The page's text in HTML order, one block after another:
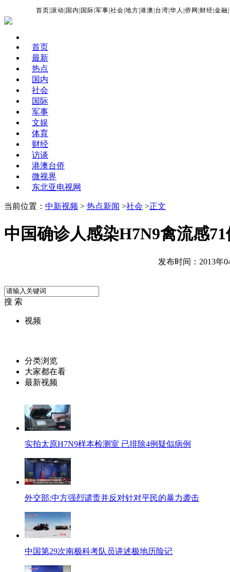
首页 |滚动 国内 国际 |军事 |社会 |地方 |港澳 台湾 |华人 |侨网 财经 |金融 |
首页
最新
热点
国内
社会
国际
军事
文娱
体育
财经
访谈
港澳台侨
微视界
东北亚电视网
当前位置： 中新视频 > 热点新闻 >社会 >正文
中国确诊人感染H7N9禽流感
发布时间：2013年
搜 索
视频
分类浏览
大家都在看
最新视频
实拍太原H7N9样本检测室 已排除4例疑似病例
外交部:中方强烈谴责并反对针对平民的暴力袭击
中国第29次南极科考队员讲述极地历险记